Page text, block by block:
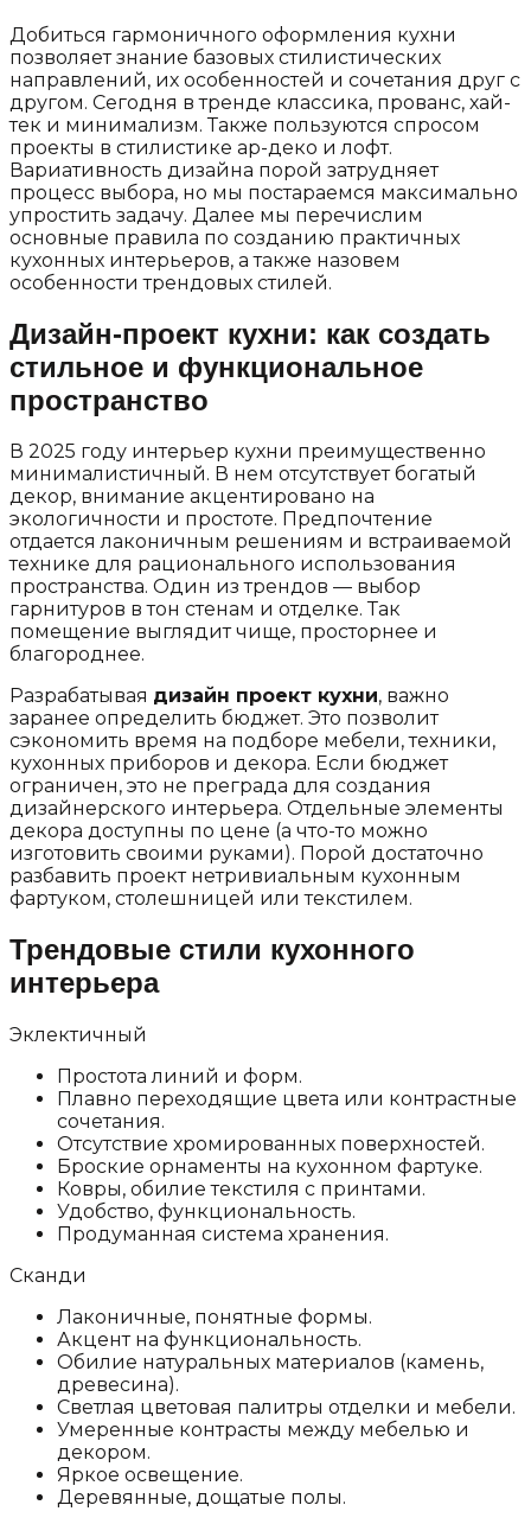
Добиться гармоничного оформления кухни
позволяет знание базовых стилистических
направлений, их особенностей и сочетания друг с
другом. Сегодня в тренде классика, прованс, хай-
тек и минимализм. Также пользуются спросом
проекты в стилистике ар-деко и лофт.
Вариативность дизайна порой затрудняет
процесс выбора, но мы постараемся максимально
упростить задачу. Далее мы перечислим
основные правила по созданию практичных
кухонных интерьеров, а также назовем
особенности трендовых стилей.
Дизайн-проект кухни: как создать
стильное и функциональное
пространство
В 2025 году интерьер кухни преимущественно
минималистичный. В нем отсутствует богатый
декор, внимание акцентировано на
экологичности и простоте. Предпочтение
отдается лаконичным решениям и встраиваемой
технике для рационального использования
пространства. Один из трендов — выбор
гарнитуров в тон стенам и отделке. Так
помещение выглядит чище, просторнее и
благороднее.
Разрабатывая дизайн проект кухни, важно
заранее определить бюджет. Это позволит
сэкономить время на подборе мебели, техники,
кухонных приборов и декора. Если бюджет
ограничен, это не преграда для создания
дизайнерского интерьера. Отдельные элементы
декора доступны по цене (а что-то можно
изготовить своими руками). Порой достаточно
разбавить проект нетривиальным кухонным
фартуком, столешницей или текстилем.
Трендовые стили кухонного
интерьера
Эклектичный
Простота линий и форм.
Плавно переходящие цвета или контрастные
сочетания.
Отсутствие хромированных поверхностей.
Броские орнаменты на кухонном фартуке.
Ковры, обилие текстиля с принтами.
Удобство, функциональность.
Продуманная система хранения.
Сканди
Лаконичные, понятные формы.
Акцент на функциональность.
Обилие натуральных материалов (камень,
древесина).
Светлая цветовая палитры отделки и мебели.
Умеренные контрасты между мебелью и
декором.
Яркое освещение.
Деревянные, дощатые полы.